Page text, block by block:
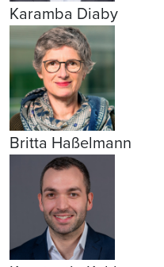
Karamba Diaby
Britta Haßelmann